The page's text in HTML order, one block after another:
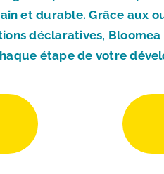
et durable. Grâce aux
déclaratives,
étape de votre